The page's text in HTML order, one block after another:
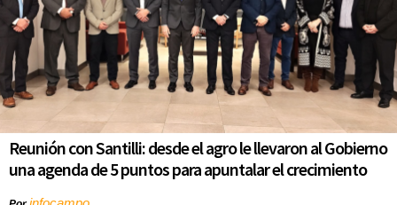
Reunión con Santilli: desde el agro le llevaron al Gobierno
una agenda de 5 puntos para apuntalar el crecimiento